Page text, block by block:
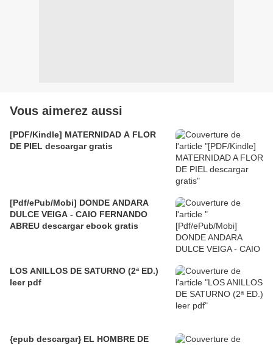
Vous aimerez aussi
[PDF/Kindle] MATERNIDAD A FLOR
DE PIEL descargar gratis
[Pdf/ePub/Mobi] DONDE ANDARA
DULCE VEIGA - CAIO FERNANDO
ABREU descargar ebook gratis
LOS ANILLOS DE SATURNO (2ª ED.)
leer pdf
{epub descargar} EL HOMBRE DE